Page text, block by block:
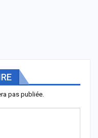
pas publiée.